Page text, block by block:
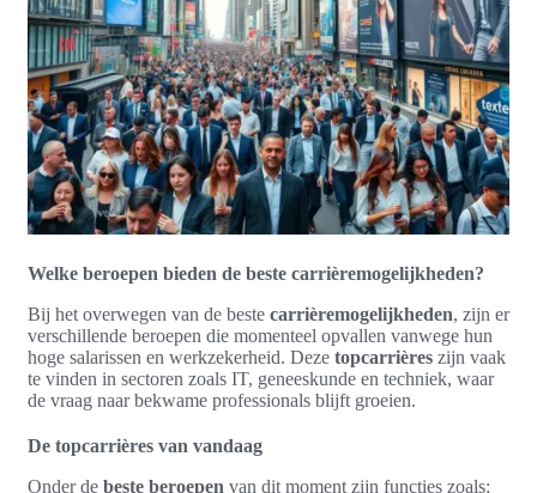
Welke beroepen bieden de beste carrièremogelijkheden?
Bij het overwegen van de beste carrièremogelijkheden, zijn er
verschillende beroepen die momenteel opvallen vanwege hun
hoge salarissen en werkzekerheid. Deze topcarrières zijn vaak
te vinden in sectoren zoals IT, geneeskunde en techniek, waar
de vraag naar bekwame professionals blijft groeien.
De topcarrières van vandaag
Onder de beste beroepen van dit moment zijn functies zoals: